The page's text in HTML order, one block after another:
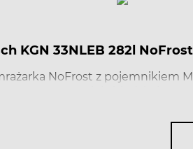
KGN 33NLEB 282l
NoFrost z pojemnikiem
rozprowadzanie
produktów w Twojej